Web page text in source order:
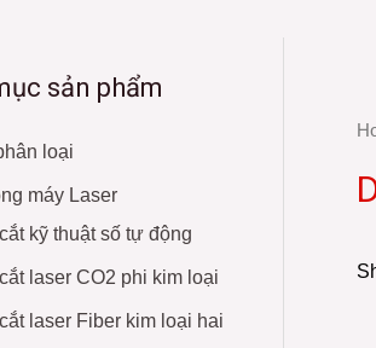
Dây
Dây
Giải
Giải
Dây
Giải
sản phẩm
loại
máy Laser
kỹ thuật số tự động
laser CO2 phi kim loại
laser Fiber kim loại hai